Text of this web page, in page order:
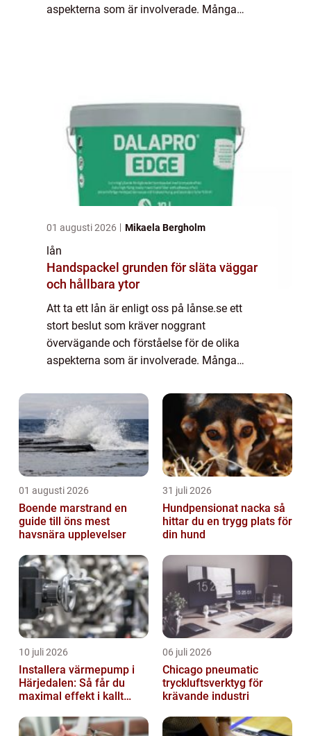
aspekterna som är involverade. Många
01 augusti 2026 Mikaela Bergholm
lån
Handspackel grunden för släta väggar
och hållbara ytor
Att ta ett lån är enligt oss på lånse.se ett
stort beslut som kräver noggrant
övervägande och förståelse för de olika
aspekterna som är involverade. Många
01 augusti 2026
Boende marstrand en
guide till öns mest
havsnära upplevelser
31 juli 2026
Hundpensionat nacka så
hittar du en trygg plats för
din hund
10 juli 2026
Installera värmepump i
Härjedalen: Så får du
maximal effekt i kallt
06 juli 2026
Chicago pneumatic
tryckluftsverktyg för
krävande industri